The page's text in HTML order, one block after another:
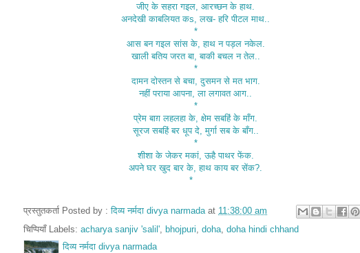
जीए के सहरा गइल, आरच्छन के हाथ.
अनदेखी काबलियत कs, लख- हरि पीटल माथ..
*
आस बन गइल सांस के, हाथ न पड़ल नकेल.
खाली बतिय जरत बा, बाकी बचल न तेल..
*
दामन दोस्तन से बचा, दुसमन से मत भाग.
नहीं पराया आपना, ला लगावत आग..
*
प्रेम बाग़ लहलहा के, क्षेम सबहिं के माँग.
सूरज सबहिं बर धूप दे, मुर्गा सब के बाँग..
*
शीशा के जेकर मकां, ऊहै पाथर फेंक.
अपने घर खुद बार के, हाथ काय बर सेंक?.
*
प्रस्तुतकर्ता Posted by :दिव्य नर्मदा divya narmada at 11:38:00 am
चिप्पियाँ Labels: acharya sanjiv 'salil' bhojpuri doha doha hindi chhand
दिव्य नर्मदा divya narmada